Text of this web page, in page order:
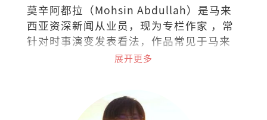
莫辛阿都拉（Mohsin Abdullah）是马来
西亚资深新闻从业员，现为专栏作家 ，常
针对时事演变发表看法，作品常见于马来
西亚各英文报章与杂志。
展开更多